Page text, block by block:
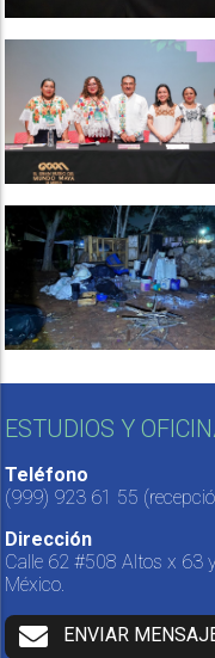
ESTUDIOS Y
Teléfono
(999) 923 61 55
Dirección
Calle 62 #508 Altos x 63
México.
ENVIAR